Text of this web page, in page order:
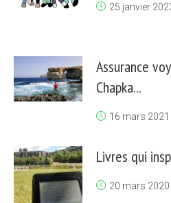
25 janvier
Assurance
Chapka...
16 mars 2021
Livres qui
20 mars 2020